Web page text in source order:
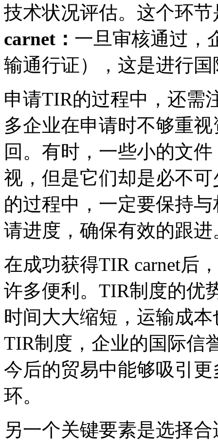
技术状况评估。这个环
carnet： 一旦审核通过，
输通行证），这是进行
申请TIR的过程中，还需
多企业在申请时不够重
回。有时，一些小的文
视，但是它们却是必不
的过程中，一定要保持
请进度，确保有效的跟进
在成功获得TIR carnet后
许多便利。TIR制度的优
时间大大缩短，运输成
TIR制度，企业的国际信
今后的贸易中能够吸引
环。
另一个关键要素是选择